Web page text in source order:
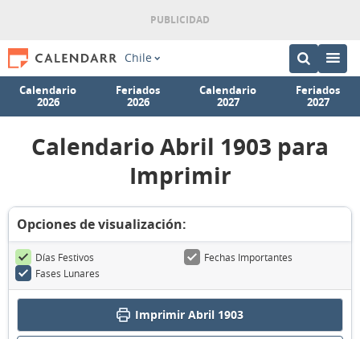
Chile
Calendario
2026
Feriados
2026
Calendario
2027
Feriados
2027
Calendario Abril 1903 para
Imprimir
Opciones de visualización:
Días Festivos
Fechas Importantes
Fases Lunares
Imprimir Abril 1903